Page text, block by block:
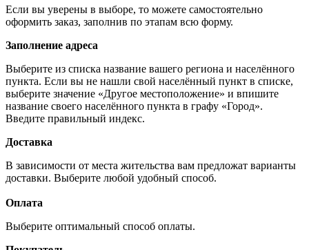
Если вы уверены в выборе, то можете самостоятельно
оформить заказ, заполнив по этапам всю форму.
Заполнение адреса
Выберите из списка название вашего региона и населённого
пункта. Если вы не нашли свой населённый пункт в списке,
выберите значение «Другое местоположение» и впишите
название своего населённого пункта в графу «Город».
Введите правильный индекс.
Доставка
В зависимости от места жительства вам предложат варианты
доставки. Выберите любой удобный способ.
Оплата
Выберите оптимальный способ оплаты.